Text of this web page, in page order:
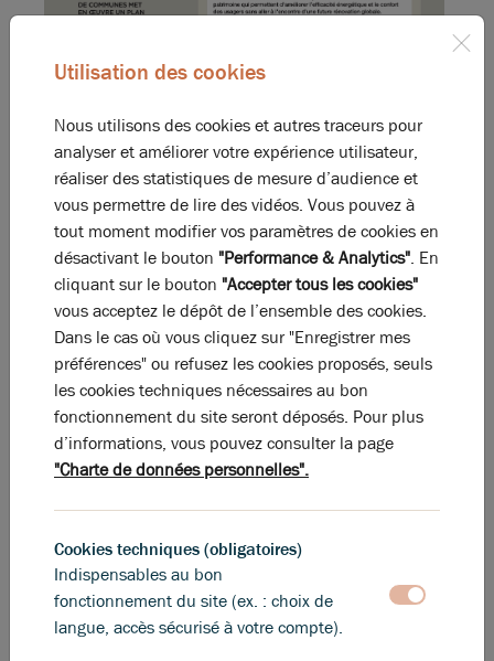
Ces offres peuvent vous intéresser
Utilisation des cookies
Nous utilisons des cookies et autres traceurs pour
analyser et améliorer votre expérience utilisateur,
réaliser des statistiques de mesure d’audience et
vous permettre de lire des vidéos. Vous pouvez à
tout moment modifier vos paramètres de cookies en
désactivant le bouton "Performance & Analytics". En
cliquant sur le bouton "Accepter tous les cookies"
vous acceptez le dépôt de l’ensemble des cookies.
Dans le cas où vous cliquez sur "Enregistrer mes
préférences" ou refusez les cookies proposés, seuls
les cookies techniques nécessaires au bon
fonctionnement du site seront déposés. Pour plus
d’informations, vous pouvez consulter la page
"Charte de données personnelles".
Cookies techniques (obligatoires)
Indispensables au bon
fonctionnement du site (ex. : choix de
langue, accès sécurisé à votre compte).